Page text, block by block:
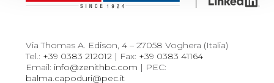
Via Thomas A. Edison, 4 – 27058 Voghera (Italia)
Tel.: +39 0383 212012 | Fax: +39 0383 41164
Email: info@zenithbc.com | PEC:
balma.capoduri@pec.it